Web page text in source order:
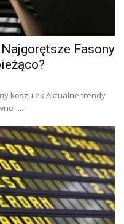
Fasony
koszulek Aktualne trendy
-...